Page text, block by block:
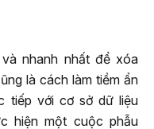
nhanh nhất để xóa
là cách làm tiềm ẩn
tiếp với cơ sở dữ liệu
hiện một cuộc phẫu